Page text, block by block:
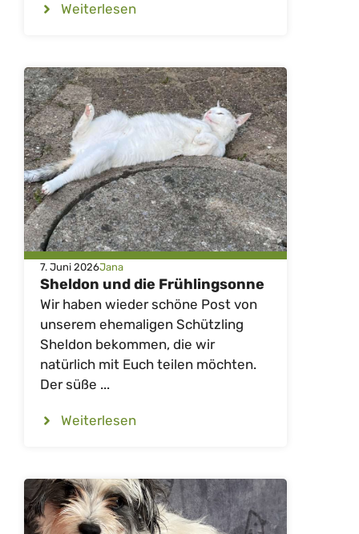
Weiterlesen
7. Juni 2026Jana
Sheldon und die Frühlingsonne
Wir haben wieder schöne Post von
unserem ehemaligen Schützling
Sheldon bekommen, die wir
natürlich mit Euch teilen möchten.
Der süße ...
Weiterlesen